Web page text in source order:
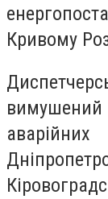
Кривому